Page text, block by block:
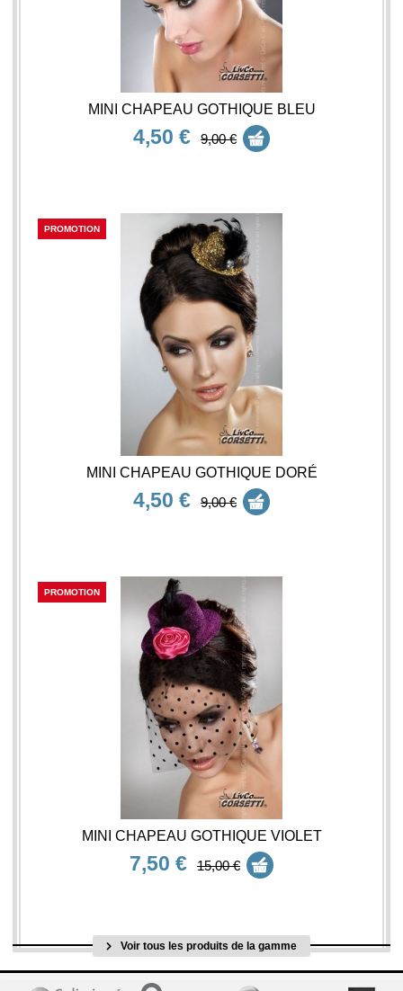
MINI CHAPEAU GOTHIQUE BLEU
4,50 € 9,00 €
PROMOTION
MINI CHAPEAU GOTHIQUE DORÉ
4,50 € 9,00 €
PROMOTION
MINI CHAPEAU GOTHIQUE VIOLET
7,50 € 15,00 €
Voir tous les produits de la gamme